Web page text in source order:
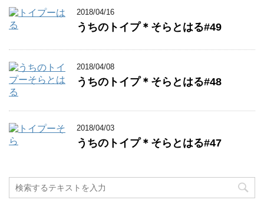
2018/04/16
うちのトイプ＊そらとはる#49
2018/04/08
うちのトイプ＊そらとはる#48
2018/04/03
うちのトイプ＊そらとはる#47